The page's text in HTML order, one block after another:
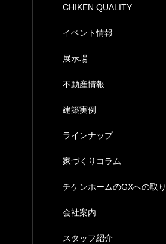
CHIKEN QUALITY
イベント情報
展示場
不動産情報
建築実例
ラインナップ
家づくりコラム
チケンホームのGXへの取
会社案内
スタッフ紹介